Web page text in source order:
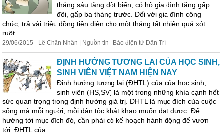
tháng sáu tăng đột biến, có hộ gia đình tăng gấp
đôi, gấp ba tháng trước. Đối với gia đình công
chức, trả vài triệu đồng tiền điện cho một tháng tất nhiên quá xót
ruột....
29/06/2015 - Lê Chân Nhân | Nguồn tin : Báo điện tử Dân Trí
ĐỊNH HƯỚNG TƯƠNG LAI CỦA HỌC SINH,
SINH VIÊN VIỆT NAM HIỆN NAY
Định hướng tương lai (ĐHTL) của của học sinh,
sinh viên (HS,SV) là một trong những khía cạnh hết
sức quan trọng trong định hướng giá trị. ĐHTL là mục đích của cuộc
sống mà mỗi người, mỗi dân tộc khát khao muốn đạt được. Để
hướng tới mục đích đó, cần phải có kế hoạch hành động để vươn
tới. ĐHTL của......